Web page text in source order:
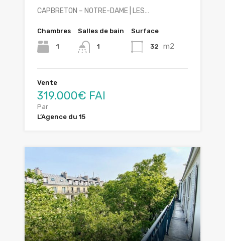
CAPBRETON – NOTRE-DAME | LES…
Chambres
1
Salles de bain
1
Surface
32 m2
Vente
319.000€ FAI
Par
L’Agence du 15